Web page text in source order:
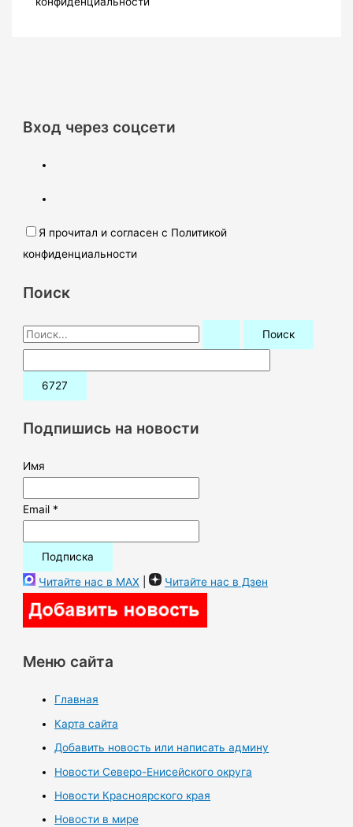
Вход через соцсети
Я прочитал и согласен с Политикой
конфиденциальности
Поиск
П
о
и
:Подпишись на новости
Имя
Email *
Читайте нас в MAX | Читайте нас в Дзен
Меню сайта
Главная
Карта сайта
Добавить новость или написать админу
Новости Северо-Енисейского округа
Новости Красноярского края
Новости в мире